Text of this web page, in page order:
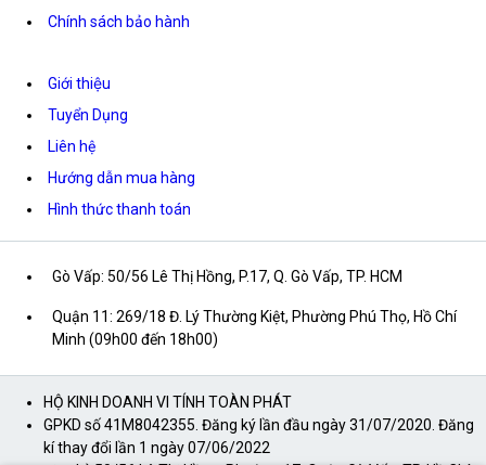
Chính sách bảo hành
Giới thiệu
Tuyển Dụng
Liên hệ
Hướng dẫn mua hàng
Hình thức thanh toán
Gò Vấp: 50/56 Lê Thị Hồng, P.17, Q. Gò Vấp, TP. HCM
Quận 11: 269/18 Đ. Lý Thường Kiệt, Phường Phú Thọ, Hồ Chí
Minh (09h00 đến 18h00)
HỘ KINH DOANH VI TÍNH TOÀN PHÁT
GPKD số 41M8042355. Đăng ký lần đầu ngày 31/07/2020. Đăng
kí thay đổi lần 1 ngày 07/06/2022